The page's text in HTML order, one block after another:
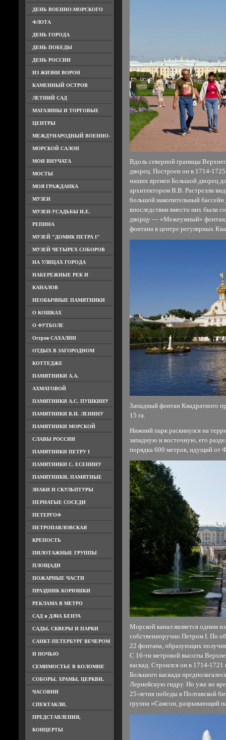
ДЕНЬ ВОЕННО-МОРСКОГО
ФЛОТА
ДЕНЬ ГОРОДА
ДЕНЬ ПОБЕДЫ
ДЕНЬ РОССИИ
ИЗ ЖИЗНИ ВОРОН
КАМЕННЫЙ ОСТРОВ
ЛЕТНИЙ САД
МАГАЗИНЫ И ТОРГОВЫЕ
ЦЕНТРЫ
МЕЖДУНАРОДНЫЙ ВОЕННО-
МОРСКОЙ САЛОН
МОИ ВНУЧАТА
МОСТЫ
МОЯ ГРАЖДАНКА
МУЗЕИ
МУЗЕИ-УСАДЬБЫ И.Е.
РЕПИНА
МУЗЕЙ "ДОМИК ПЕТРА I"
МУЗЕЙ ЧЕТЫРЕХ СОБОРОВ
НА УЛИЦАХ ГОРОДА
НАБЕРЕЖНЫЕ РЕК И
КАНАЛОВ
НЕОБЫЧНЫЕ ПАМЯТНИКИ
О КОШКАХ
О ФУТБОЛЕ
Остров САХАЛИН
ОТДЫХ В ЗАГОРОДНОМ
КОТТЕДЖЕ
ПАМЯТНИКИ А.А.
АХМАТОВОЙ
ПАМЯТНИКИ А.С. ПУШКИНУ
ПАМЯТНИКИ В.И. ЛЕНИНУ
ПАМЯТНИКИ МОРСКОЙ
СЛАВЫ РОССИИ
ПАМЯТНИКИ ПЕТРУ I
ПАМЯТНИКИ С. ЕСЕНИНУ
ПАМЯТНИКИ, ПАМЯТНЫЕ
ЗНАКИ И СКУЛЬПТУРЫ
ПЕРНАТЫЕ СОСЕДИ
ПЕТЕРГОФ
ПЕТРОПАВЛОВСКАЯ
КРЕПОСТЬ
ПИЛОТАЖНЫЕ ГРУППЫ
ПЛОЩАДИ
ПОЖАРНЫЕ ЧАСТИ
ПРАЗДНИК КОРЮШКИ
РЕКЛАМА В МЕТРО
САД и ДАЧА БЕНУА
САДЫ, СКВЕРЫ И ПАРКИ
САНКТ-ПЕТЕРБУРГ ВЕЧЕРОМ
И НОЧЬЮ
СЕМИМОСТЬЕ В КОЛОМНЕ
СОБОРЫ, ХРАМЫ, ЦЕРКВИ,
ЧАСОВНИ
СПЕКТАКЛИ,
ПРЕДСТАВЛЕНИЯ,
КОНЦЕРТЫ
Вдоль северной границы
дворец. Построен он в 1714-
наших времен Большой дворец
архитектором В.В. Растрелли
большой накопительный
впоследствии вместо них были
дворцу — «Межеумный» фонтан,
фонтана в центре регулярных
Западный фонтан Квадратного
15 га.
Нижний парк раскинулся на
западную и восточную, его
порядка 600 метров, идущий от
Морской канал является одним
собственноручно Петром I. По
22 фонтана, образующих
С 16-ти метровой высоты
каскад. Строился он в 1714-
Большого каскада
Лернейскую гидру. Но уже во
25-летия победы в Полтавской
группа «Самсон, разрывающий